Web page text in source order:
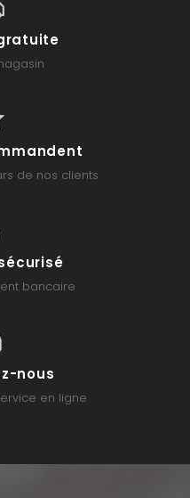
de nos clients
bancaire
nous
en ligne